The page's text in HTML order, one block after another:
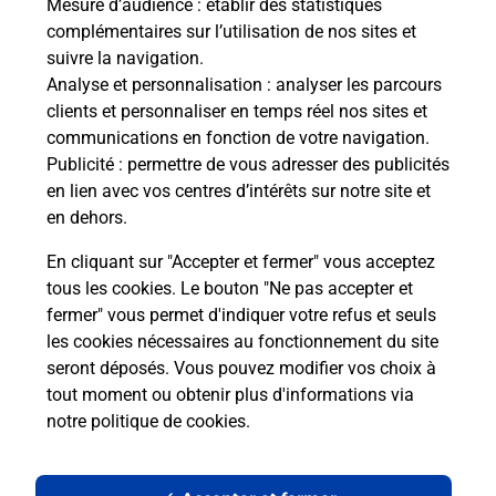
Mesure d’audience : établir des statistiques
complémentaires sur l’utilisation de nos sites et
suivre la navigation.
Analyse et personnalisation : analyser les parcours
clients et personnaliser en temps réel nos sites et
communications en fonction de votre navigation.
Publicité : permettre de vous adresser des publicités
en lien avec vos centres d’intérêts sur notre site et
en dehors.
En cliquant sur "Accepter et fermer" vous acceptez
tous les cookies. Le bouton "Ne pas accepter et
fermer" vous permet d'indiquer votre refus et seuls
les cookies nécessaires au fonctionnement du site
seront déposés. Vous pouvez modifier vos choix à
tout moment ou obtenir plus d'informations via
notre politique de cookies.
Boîte aux lettres La Poste
Prochaine collecte du courrierlundià 08h30
7 Rue Fermizet
38150 Bouge Chambalud
Le lien s'ouvre dans un nouvel onglet
Localiser Liste Boîtes aux lettres Isère Bouge Chambalud